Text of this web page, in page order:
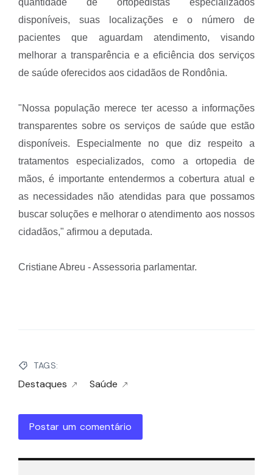
quantidade de ortopedistas especializados
disponíveis, suas localizações e o número de
pacientes que aguardam atendimento, visando
melhorar a transparência e a eficiência dos serviços
de saúde oferecidos aos cidadãos de Rondônia.
"Nossa população merece ter acesso a informações
transparentes sobre os serviços de saúde que estão
disponíveis. Especialmente no que diz respeito a
tratamentos especializados, como a ortopedia de
mãos, é importante entendermos a cobertura atual e
as necessidades não atendidas para que possamos
buscar soluções e melhorar o atendimento aos nossos
cidadãos," afirmou a deputada.
Cristiane Abreu - Assessoria parlamentar.
TAGS:
Destaques Saúde
Postar um comentário